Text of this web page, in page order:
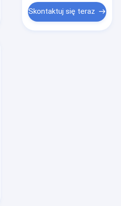
Skontaktuj się teraz